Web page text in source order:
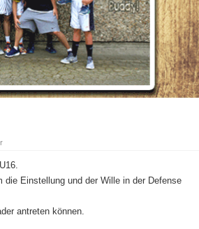
Einstellung und der Wille in der Defense
antreten können.